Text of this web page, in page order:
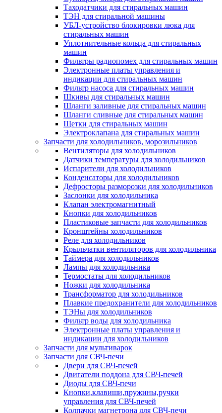
Таходатчики для стиральных машин
ТЭН для стиральной машины
УБЛ-устройство блокировки люка для
стиральных машин
Уплотнительные кольца для стиральных
машин
Фильтры радиопомех для стиральных машин
Электронные платы управления и
индикации для стиральных машин
Фильтр насоса для стиральных машин
Шкивы для стиральных машин
Шланги заливные для стиральных машин
Шланги сливные для стиральных машин
Щетки для стиральных машин
Электроклапана для стиральных машин
Запчасти для холодильников, морозильников
Вентиляторы для холодильников
Датчики температуры для холодильников
Испарители для холодильников
Конденсаторы для холодильников
Дефросторы разморозки для холодильников
Заслонки для холодильника
Клапан электромагнитный
Кнопки для холодильников
Пластиковые запчасти для холодильников
Кронштейны холодильников
Реле для холодильников
Крыльчатки вентиляторов для холодильника
Таймера для холодильников
Лампы для холодильника
Термостаты для холодильников
Ножки для холодильника
Трансформатор для холодильников
Плавкие предохранители для холодильников
ТЭНы для холодильников
Фильтр воды для холодильника
Электронные платы управления и
индикации для холодильников
Запчасти для мультиварок
Запчасти для СВЧ-печи
Двери для СВЧ-печей
Двигатели поддона для СВЧ-печей
Диоды для СВЧ-печи
Кнопки,клавиши,пружины,ручки
управления для СВЧ-печей
Колпачки магнетрона для СВЧ-печи